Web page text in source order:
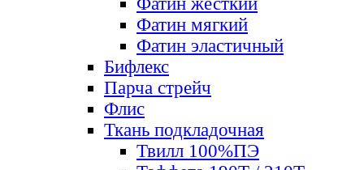
Фатин мягкий
Фатин элаcтичный
Бифлекс
Парча стрейч
Флис
Ткань подкладочная
Твилл 100%ПЭ